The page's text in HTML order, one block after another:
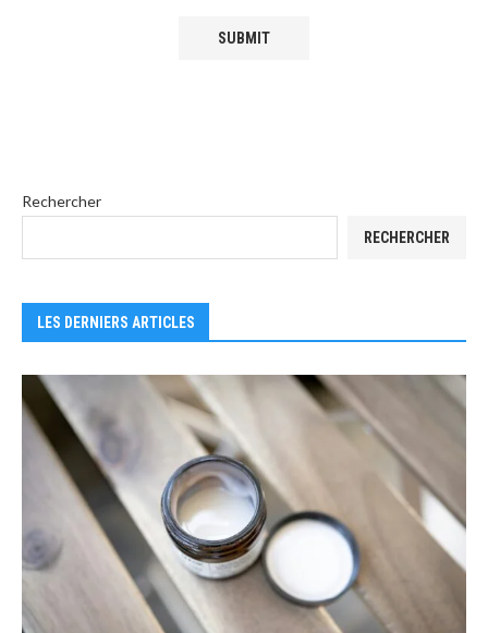
Rechercher
RECHERCHER
LES DERNIERS ARTICLES